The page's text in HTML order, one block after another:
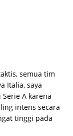
semua tim
Italia, saya
A karena
intens secara
tinggi pada